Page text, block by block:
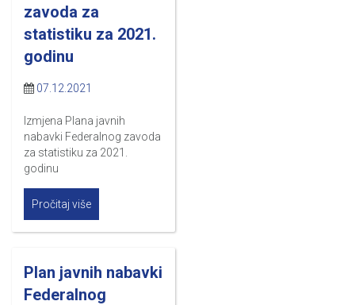
zavoda za
statistiku za 2021.
godinu
07.12.2021
Izmjena Plana javnih
nabavki Federalnog zavoda
za statistiku za 2021.
godinu
Pročitaj više
Plan javnih nabavki
Federalnog